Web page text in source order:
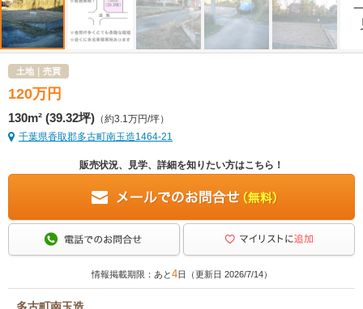
土地｜売買
120万 円
130m² (39.32坪) （約3.1万円/坪）
千葉県香取郡多古町南玉造1464-21
販売状況、見学、詳細を知りたい方はこちら！
情報掲載期限：あと4日（更新日 2026/7/14）
多古町南玉造